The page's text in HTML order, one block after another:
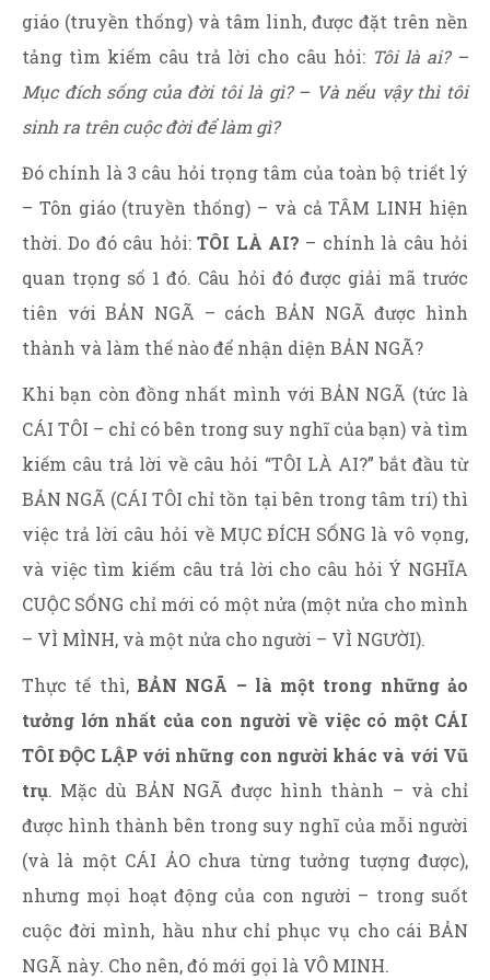
giáo (truyền thống) và tâm linh, được đặt trên nền
tảng tìm kiếm câu trả lời cho câu hỏi: Tôi là ai? –
Mục đích sống của đời tôi là gì? – Và nếu vậy thì tôi
sinh ra trên cuộc đời để làm gì?
Đó chính là 3 câu hỏi trọng tâm của toàn bộ triết lý
– Tôn giáo (truyền thống) – và cả TÂM LINH hiện
thời. Do đó câu hỏi:TÔI LÀ AI? – chính là câu hỏi
quan trọng số 1 đó. Câu hỏi đó được giải mã trước
tiên với BẢN NGÃ – cách BẢN NGÃ được hình
thành và làm thế nào để nhận diện BẢN NGÃ?
Khi bạn còn đồng nhất mình với BẢN NGÃ (tức là
CÁI TÔI – chỉ có bên trong suy nghĩ của bạn) và tìm
kiếm câu trả lời về câu hỏi “TÔI LÀ AI?” bắt đầu từ
BẢN NGÃ (CÁI TÔI chỉ tồn tại bên trong tâm trí) thì
việc trả lời câu hỏi về MỤC ĐÍCH SỐNG là vô vọng,
và việc tìm kiếm câu trả lời cho câu hỏi Ý NGHĨA
CUỘC SỐNG chỉ mới có một nửa (một nửa cho mình
– VÌ MÌNH, và một nửa cho người – VÌ NGƯỜI).
Thực tế thì, BẢN NGÃ – là một trong những ảo
tưởng lớn nhất của con người về việc có một CÁI
TÔI ĐỘC LẬP với những con người khác và với Vũ
trụ. Mặc dù BẢN NGÃ được hình thành – và chỉ
được hình thành bên trong suy nghĩ của mỗi người
(và là một CÁI ẢO chưa từng tưởng tượng được),
nhưng mọi hoạt động của con người – trong suốt
cuộc đời mình, hầu như chỉ phục vụ cho cái BẢN
NGÃ này. Cho nên, đó mới gọi là VÔ MINH.